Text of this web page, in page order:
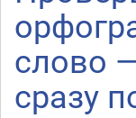
слово
сразу